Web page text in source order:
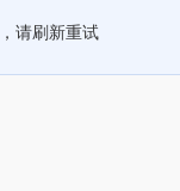
请刷新重试